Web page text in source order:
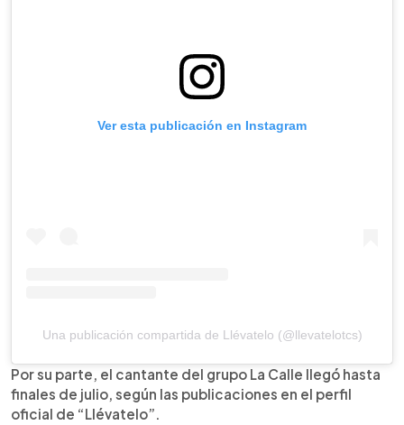
Ver esta publicación en Instagram
Una publicación compartida de Llévatelo (@llevatelotcs)
Por su parte, el cantante del grupo La Calle llegó hasta
finales de julio, según las publicaciones en el perfil
oficial de “Llévatelo”.